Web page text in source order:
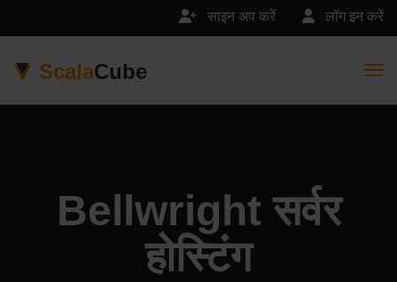
लॉग इन करें
साइन अप करें
ScalaCube
Bellwright सर्वर
होस्टिंग